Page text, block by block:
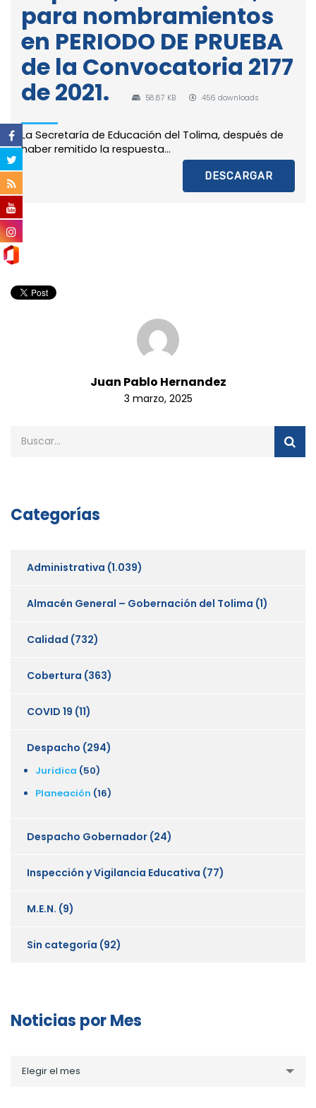
para nombramientos
en PERIODO DE PRUEBA
de la Convocatoria 2177
de 2021.
58.87 KB 456 downloads
La Secretaría de Educación del Tolima, después de
haber remitido la respuesta...
DESCARGAR
Juan Pablo Hernandez
3 marzo, 2025
Categorías
Administrativa (1.039)
Almacén General – Gobernación del Tolima (1)
Calidad (732)
Cobertura (363)
COVID 19 (11)
Despacho (294)
Juridica (50)
Planeación (16)
Despacho Gobernador (24)
Inspección y Vigilancia Educativa (77)
M.E.N. (9)
Sin categoría (92)
Noticias por Mes
porElegir el mes